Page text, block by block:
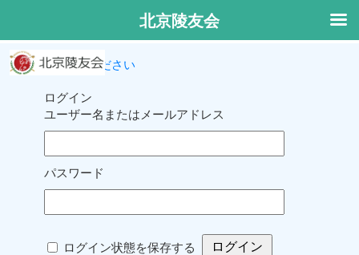
ログインしてください
ログイン
ユーザー名またはメールアドレス
パスワード
ログイン状態を保存する
北京陵友会